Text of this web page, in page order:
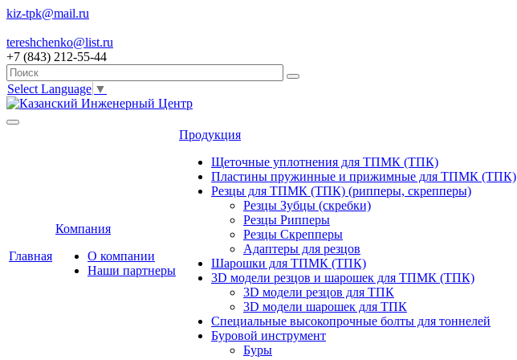
kiz-tpk@mail.ru
tereshchenko@list.ru
+7 (843) 212-55-44
Select Language ▼
Главная
Компания
О компании
Наши партнеры
Продукция
Щеточные уплотнения для ТПМК (ТПК)
Пластины пружинные и прижимные для ТПМК (ТПК)
Резцы для ТПМК (ТПК) (рипперы, скрепперы)
Резцы Зубцы (скребки)
Резцы Рипперы
Резцы Скрепперы
Адаптеры для резцов
Шарошки для ТПМК (ТПК)
3D модели резцов и шарошек для ТПМК (ТПК)
3D модели резцов для ТПК
3D модели шарошек для ТПК
Специальные высокопрочные болты для тоннелей
Буровой инструмент
Буры